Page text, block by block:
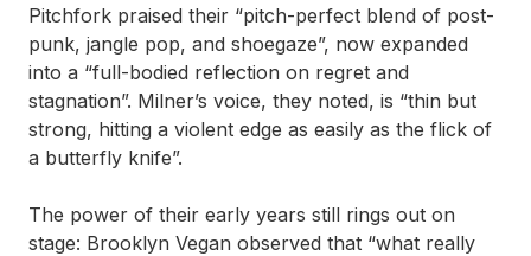
Pitchfork praised their “pitch-perfect blend of post-
punk, jangle pop, and shoegaze”, now expanded
into a “full-bodied reflection on regret and
stagnation”. Milner’s voice, they noted, is “thin but
strong, hitting a violent edge as easily as the flick of
a butterfly knife”.
The power of their early years still rings out on
stage: Brooklyn Vegan observed that “what really